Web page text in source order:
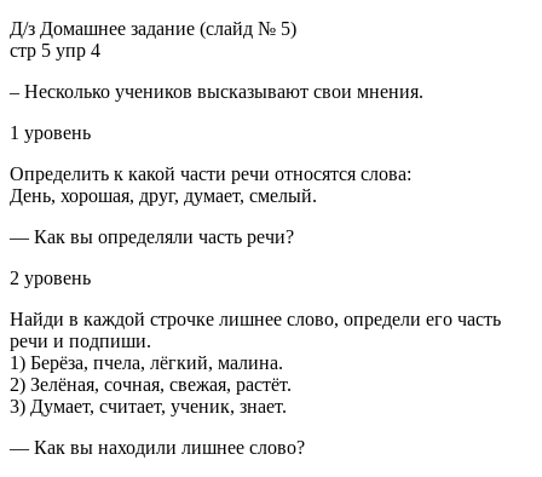
Д/з Домашнее задание (слайд № 5)
стр 5 упр 4
– Несколько учеников высказывают свои мнения.
1 уровень
Определить к какой части речи относятся слова:
День, хорошая, друг, думает, смелый.
— Как вы определяли часть речи?
2 уровень
Найди в каждой строчке лишнее слово, определи его часть
речи и подпиши.
1) Берёза, пчела, лёгкий, малина.
2) Зелёная, сочная, свежая, растёт.
3) Думает, считает, ученик, знает.
— Как вы находили лишнее слово?